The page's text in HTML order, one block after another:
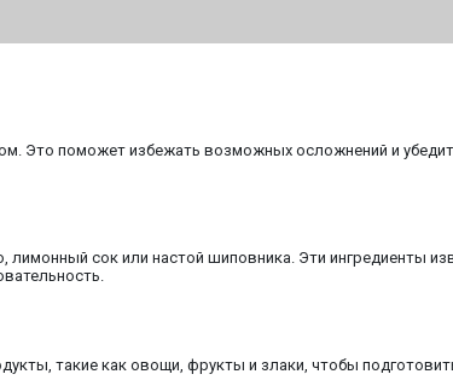
Это поможет избежать возможных осложнений и
сок или настой шиповника. Эти ингредиенты
такие как овощи, фрукты и злаки, чтобы